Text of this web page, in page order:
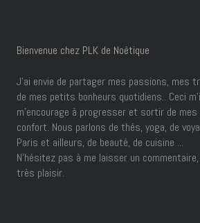
Bienvenue chez PLK de Noétique
J’ai envie de partager mes passions, mes
de mes petits bonheurs quotidiens.. Ceci
m'encourage à progresser et sortir de
confort. Nous parlons de thés, yoga, de
Paris et ailleurs, de beauté, de cuisine ...
N'hésitez pas à me laisser un
très plaisir.